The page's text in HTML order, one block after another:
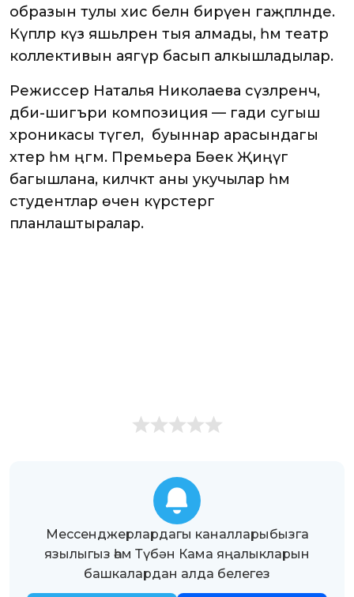
образын тулы хис белән бирүенә гаҗәпләнде.
Күпләр күз яшьләрен тыя алмады, һәм театр
коллективын аягүрә басып алкышладылар.
Режиссер Наталья Николаева сүзләренчә,
әдәби-шигъри композиция — гади сугыш
хроникасы түгел, ә буыннар арасындагы
хәтер һәм әңгәмә. Премьера Бөек Җиңүгә
багышлана, киләчәктә аны укучылар һәм
студентлар өчен күрсәтергә
планлаштыралар.
Мессенджерлардагы каналларыбызга
язылыгыз һәм Түбән Кама яңалыкларын
башкалардан алда белегез